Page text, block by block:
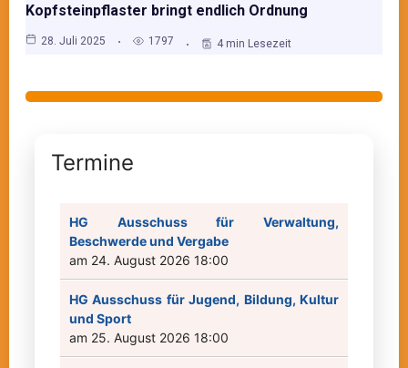
Kopfsteinpflaster bringt endlich Ordnung
28. Juli 2025 1797 4 min Lesezeit
Termine
HG Ausschuss für Verwaltung,
Beschwerde und Vergabe
am 24. August 2026 18:00
HG Ausschuss für Jugend, Bildung, Kultur
und Sport
am 25. August 2026 18:00